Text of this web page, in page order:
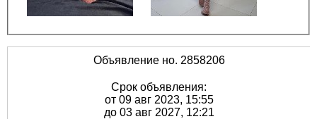
Объявление но. 2858206
Срок объявления:
от 09 авг 2023, 15:55
до 03 авг 2027, 12:21